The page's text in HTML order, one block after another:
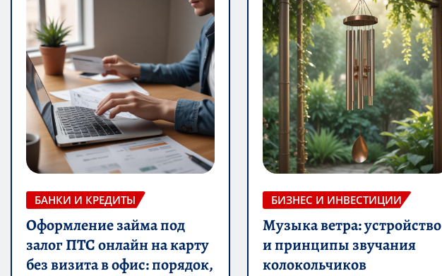
БАНКИ И КРЕДИТЫ
Оформление займа под
залог ПТС онлайн на карту
без визита в офис: порядок,
БИЗНЕС И ИНВЕСТИЦИИ
Музыка ветра: устройство
и принципы звучания
колокольчиков